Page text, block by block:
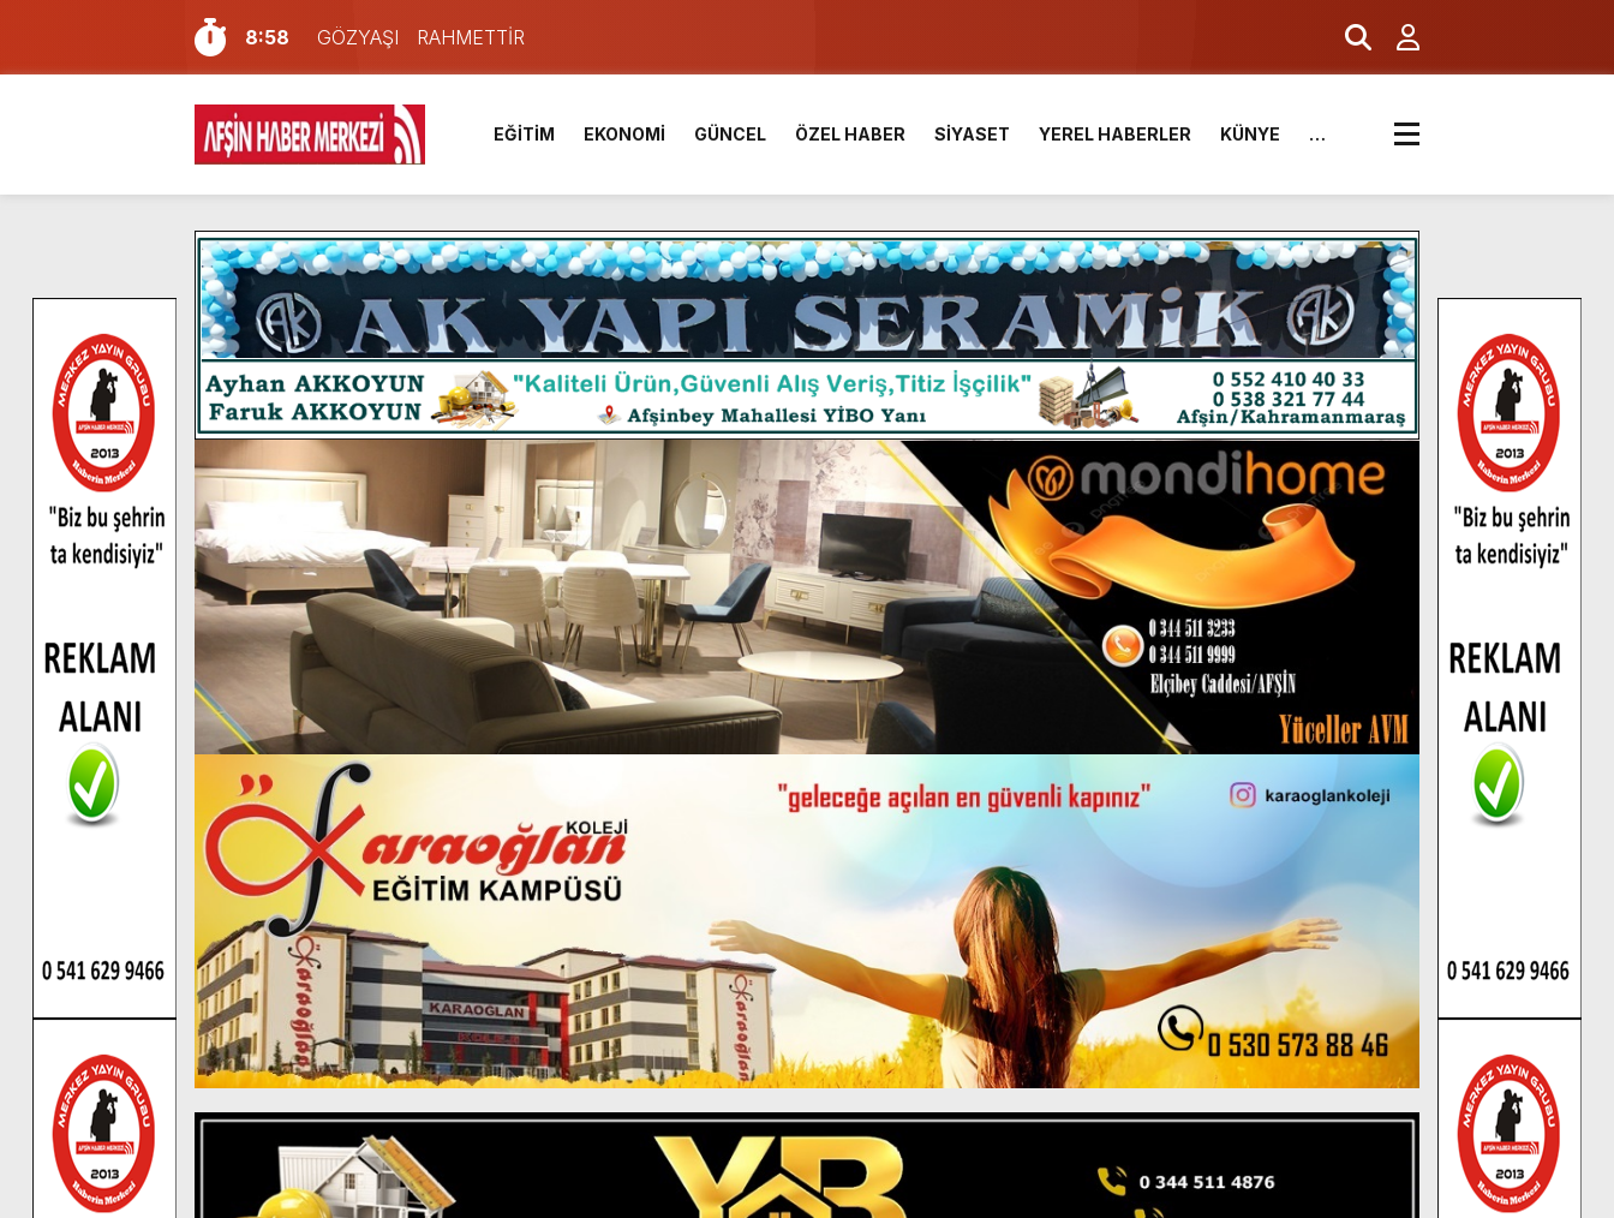
8:58
GÖZYAŞI RAHMETTİR
7:57
Afşin Sağlık Yüksek Okulu ve Meslek Yüksek Okulunda görev değişimi!
6:31
Onikişubat Belediyesi’nin Üniversite Hazırlık Kursu başvurularında son gün 7 Ağustos.
16:10
Uluslararası Bisiklet Yarışması’nda En Zorlu Etap Tamamlandı.
13:27
NOTER ONAYLI TYP LİSTESİ YAYINLANDI.
11:22
KAFUM Fuar Alanı Bulut ve Yavuz’un Ezgileriyle Şenlendi.
8:06
Afşinli bir hemşehrimizin de olduğu Filistin Konvoyu, güçlenerek ilerliyor.
14:05
Madrigal, Perşembe Günü KAFUM’da Sahne Alacak.
7:39
KEDİNİZ Mİ VAR?
4:58
İklim Dirençli Tarım İçin Güç Birliği.
EĞİTİM EKONOMİ GÜNCEL ÖZEL HABER SİYASET YEREL HABERLER KÜNYE …